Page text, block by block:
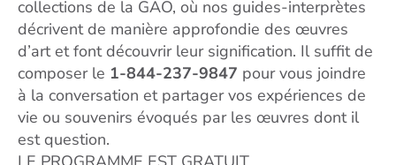
collections de la GAO, où nos guides-interprètes
décrivent de manière approfondie des œuvres
d’art et font découvrir leur signification. Il suffit de
composer le 1-844-237-9847 pour vous joindre
à la conversation et partager vos expériences de
vie ou souvenirs évoqués par les œuvres dont il
est question.